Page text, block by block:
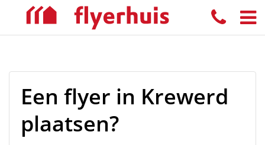
Een flyer in Krewerd
plaatsen?